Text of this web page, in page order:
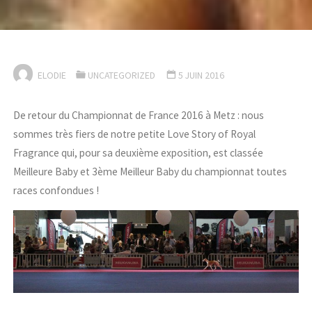
ELODIE UNCATEGORIZED 5 JUIN 2016
De retour du Championnat de France 2016 à Metz : nous
sommes très fiers de notre petite Love Story of Royal
Fragrance qui, pour sa deuxième exposition, est classée
Meilleure Baby et 3ème Meilleur Baby du championnat toutes
races confondues !